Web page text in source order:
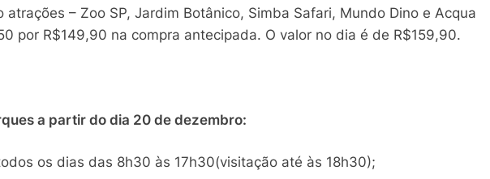
atrações – Zoo SP, Jardim Botânico, Simba Safari, Mundo Dino e Acqua
por R$149,90 na compra antecipada. O valor no dia é de R$159,90.
a partir do dia 20 de dezembro:
os dias das 8h30 às 17h30(visitação até às 18h30);